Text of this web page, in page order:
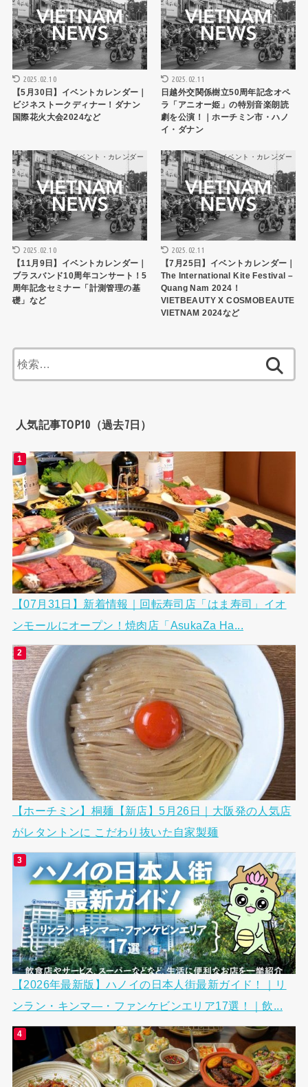
2025.02.10
【5月30日】イベントカレンダー｜
ビジネストークディナー！ダナン
国際花火大会2024など
2025.02.11
日越外交関係樹立50周年記念オペ
ラ「アニオー姫」の特別音楽朗読
劇を公演！｜ホーチミン市・ハノ
イ・ダナン
イベント・カレンダー
2025.02.10
【11月9日】イベントカレンダー｜
ブラスバンド10周年コンサート！5
周年記念セミナー「計測管理の基
礎」など
イベント・カレンダー
2025.02.11
【7月25日】イベントカレンダー｜
The International Kite Festival –
Quang Nam 2024！
VIETBEAUTY X COSMOBEAUTE
VIETNAM 2024など
索:
人気記事TOP10（過去7日）
【07月31日】新着情報｜回転寿司店「はま寿司」イオ
ンモールにオープン！焼肉店「AsukaZa Ha...
【ホーチミン】桐麺【新店】5月26日｜大阪発の人気店
がレタントンに こだわり抜いた自家製麺
【2026年最新版】ハノイの日本人街最新ガイド！｜リ
ンラン・キンマ―・ファンケビンエリア17選！｜飲...